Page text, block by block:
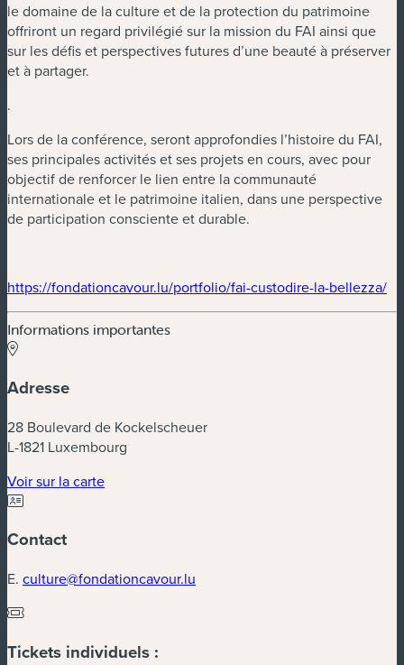
le domaine de la culture et de la protection du patrimoine
offriront un regard privilégié sur la mission du FAI ainsi que
sur les défis et perspectives futures d’une beauté à préserver
et à partager.
.
Lors de la conférence, seront approfondies l’histoire du FAI,
ses principales activités et ses projets en cours, avec pour
objectif de renforcer le lien entre la communauté
internationale et le patrimoine italien, dans une perspective
de participation consciente et durable.
https://fondationcavour.lu/portfolio/fai-custodire-la-bellezza/
Informations importantes
Adresse
28 Boulevard de Kockelscheuer
L-1821 Luxembourg
Voir sur la carte(nouvelle fenêtre)
Contact
E. culture@fondationcavour.lu
Tickets individuels :